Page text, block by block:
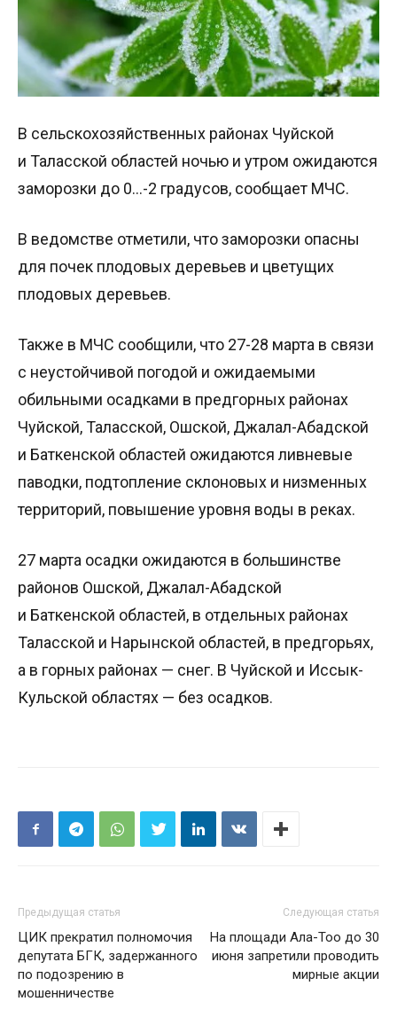
В сельскохозяйственных районах Чуйской
и Таласской областей ночью и утром ожидаются
заморозки до 0…-2 градусов, сообщает МЧС.
В ведомстве отметили, что заморозки опасны
для почек плодовых деревьев и цветущих
плодовых деревьев.
Также в МЧС сообщили, что 27-28 марта в связи
с неустойчивой погодой и ожидаемыми
обильными осадками в предгорных районах
Чуйской, Таласской, Ошской, Джалал-Абадской
и Баткенской областей ожидаются ливневые
паводки, подтопление склоновых и низменных
территорий, повышение уровня воды в реках.
27 марта осадки ожидаются в большинстве
районов Ошской, Джалал-Абадской
и Баткенской областей, в отдельных районах
Таласской и Нарынской областей, в предгорьях,
а в горных районах — снег. В Чуйской и Иссык-
Кульской областях — без осадков.
Предыдущая статья
ЦИК прекратил полномочия
депутата БГК, задержанного
по подозрению в
мошенничестве
Следующая статья
На площади Ала-Тоо до 30
июня запретили проводить
мирные акции